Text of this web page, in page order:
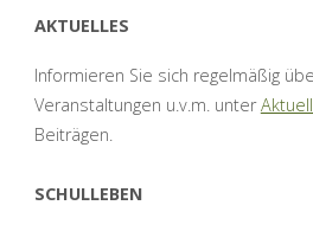
AKTUELLES
Informieren Sie sich regelmäßig
Veranstaltungen u.v.m. unter
Beiträgen.
SCHULLEBEN